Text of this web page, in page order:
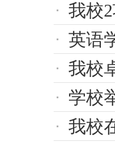
我校
英语学
我校
学校
我校在